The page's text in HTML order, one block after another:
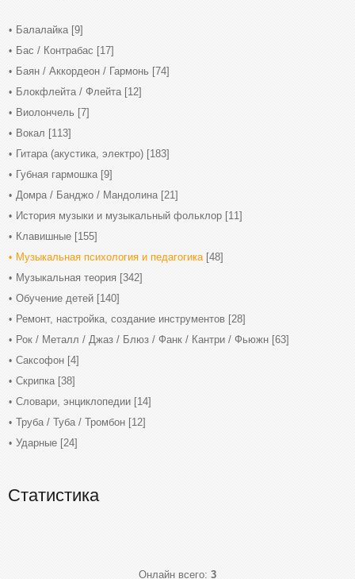
Балалайка [9]
Бас / Контрабас [17]
Баян / Аккордеон / Гармонь [74]
Блокфлейта / Флейта [12]
Виолончель [7]
Вокал [113]
Гитара (акустика, электро) [183]
Губная гармошка [9]
Домра / Банджо / Мандолина [21]
История музыки и музыкальный фольклор [11]
Клавишные [155]
Музыкальная психология и педагогика [48]
Музыкальная теория [342]
Обучение детей [140]
Ремонт, настройка, создание инструментов [28]
Рок / Металл / Джаз / Блюз / Фанк / Кантри / Фьюжн [63]
Саксофон [4]
Скрипка [38]
Словари, энциклопедии [14]
Труба / Туба / Тромбон [12]
Ударные [24]
Статистика
Онлайн всего: 3